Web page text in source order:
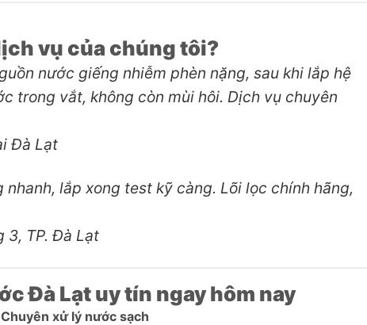
vụ của chúng tôi?
nước giếng nhiễm phèn nặng, sau khi lắp hệ
trong vắt, không còn mùi hôi. Dịch vụ chuyên
Đà Lạt
nhanh, lắp xong test kỹ càng. Lõi lọc chính hãng,
3, TP. Đà Lạt
Đà Lạt uy tín ngay hôm nay
xử lý nước sạch